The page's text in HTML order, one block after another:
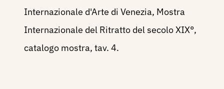
Internazionale d'Arte di Venezia, Mostra
Internazionale del Ritratto del secolo XIX°,
catalogo mostra, tav. 4.